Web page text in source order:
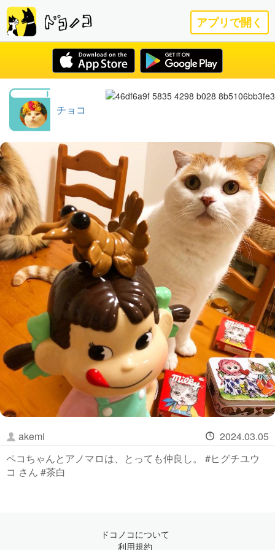
アプリで開く
チョコ
akemi
2024.03.05
ペコちゃんとアノマロは、とっても仲良し。 #ヒグチユウ
コ さん #茶白
ドコノコについて
利用規約